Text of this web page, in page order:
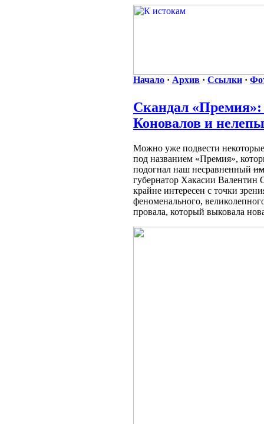
Начало · Архив · Ссылки ·
Скандал
Коновалов и
Можно уже подвести
под названием «Премия»,
подогнал наш несравненный
губернатор Хакасии Валентин
крайне интересен с точки
феноменального,
провала, который выковала